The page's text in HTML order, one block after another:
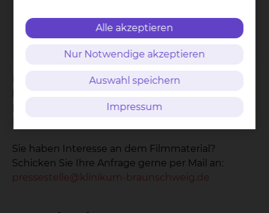
akzeptieren
Cookie-Einstellungen
Für mehr Informationen zu diesem Thema
Klinikums Braunschweig:
Sie haben Interesse an dem Filmmaterial?
Schicken Sie Ihre Anfrage gerne per Mail an:
pressestelle@klinikum-braunschweig.de
Alle akzeptieren
Nur Notwendige akzeptieren
Auswahl speichern
Impressum